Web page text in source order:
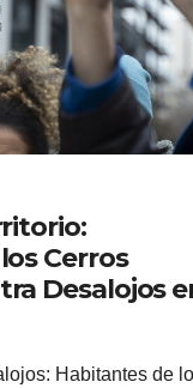
Cerros
Desalojos
Habitantes de